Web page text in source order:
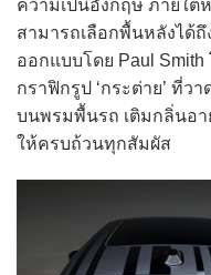
ความเป็นอังกฤษ ภายใต้
สามารถเลือกพื้นหลังได้ถึ
ออกแบบโดย Paul Smith
กราฟิกรูป ‘กระต่าย’ ที่ว
บนพรมพื้นรถ เติมกลิ่นอ
ให้ครบถ้วนทุกสัมผัส